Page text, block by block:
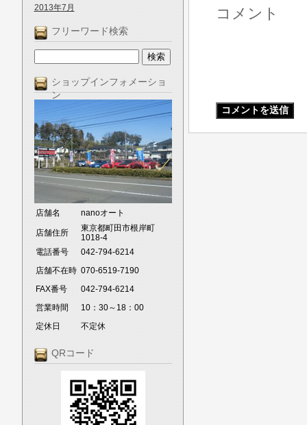
2013年7月
フリーワード検索
ショップインフォメーショ
ン
店舗名 nanoオート
店舗住所
東京都町田市根岸町
1018-4
電話番号
042-794-6214
店舗不在時 070-6519-7190
FAX番号
042-794-6214
営業時間
10：30～18：00
定休日
不定休
QRコード
コメント